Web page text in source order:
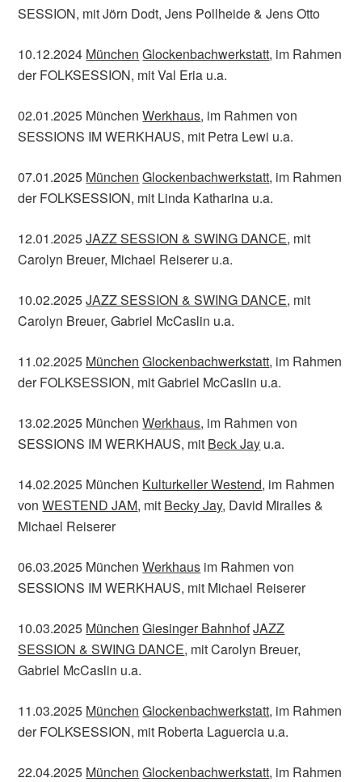
SESSION, mit Jörn Dodt, Jens Pollheide & Jens Otto
10.12.2024 München Glockenbachwerkstatt, im Rahmen
der FOLKSESSION, mit Val Eria u.a.
02.01.2025 MünchenWerkhaus, im Rahmen von
SESSIONS IM WERKHAUS, mit Petra Lewi u.a.
07.01.2025 München Glockenbachwerkstatt, im Rahmen
der FOLKSESSION, mit Linda Katharina u.a.
12.01.2025JAZZ SESSION & SWING DANCE, mit
Carolyn Breuer, Michael Reiserer u.a.
10.02.2025JAZZ SESSION & SWING DANCE, mit
Carolyn Breuer, Gabriel McCaslin u.a.
11.02.2025 München Glockenbachwerkstatt, im Rahmen
der FOLKSESSION, mit Gabriel McCaslin u.a.
13.02.2025 MünchenWerkhaus, im Rahmen von
SESSIONS IM WERKHAUS, mit Beck Jay u.a.
14.02.2025 München Kulturkeller Westend, im Rahmen
vonWESTEND JAM, mit Becky Jay, David Miralles &
Michael Reiserer
06.03.2025 MünchenWerkhaus im Rahmen von
SESSIONS IM WERKHAUS, mit Michael Reiserer
10.03.2025 München Giesinger BahnhofJAZZ
SESSION & SWING DANCE, mit Carolyn Breuer,
Gabriel McCaslin u.a.
11.03.2025 München Glockenbachwerkstatt, im Rahmen
der FOLKSESSION, mit Roberta Laguercia u.a.
22.04.2025 München Glockenbachwerkstatt, im Rahmen